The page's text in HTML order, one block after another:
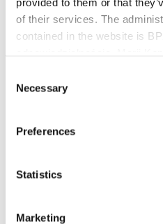
of their services. The
contained in the website is
121387608.
Selection
Necessary
Preferences
Statistics
Marketing